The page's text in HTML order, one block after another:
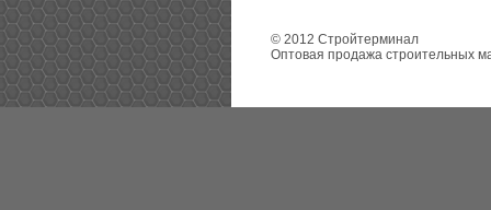
© 2012 Стройтерминал
Оптовая продажа строительных